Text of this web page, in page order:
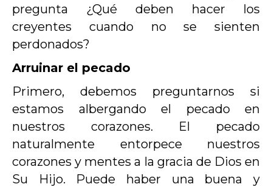
pregunta ¿Qué deben hacer los
creyentes cuando no se sienten
perdonados?
Arruinar el pecado
Primero, debemos preguntarnos si
estamos albergando el pecado en
nuestros corazones. El pecado
naturalmente entorpece nuestros
corazones y mentes a la gracia de Dios en
Su Hijo. Puede haber una buena y